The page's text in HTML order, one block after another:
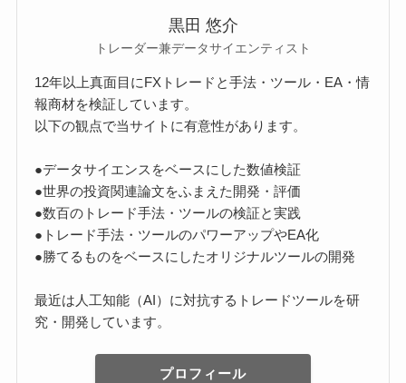
黒田 悠介
トレーダー兼データサイエンティスト
12年以上真面目にFXトレードと手法・ツール・EA・情
報商材を検証しています。
以下の観点で当サイトに有意性があります。
●データサイエンスをベースにした数値検証
●世界の投資関連論文をふまえた開発・評価
●数百のトレード手法・ツールの検証と実践
●トレード手法・ツールのパワーアップやEA化
●勝てるものをベースにしたオリジナルツールの開発
最近は人工知能（AI）に対抗するトレードツールを研
究・開発しています。
プロフィール